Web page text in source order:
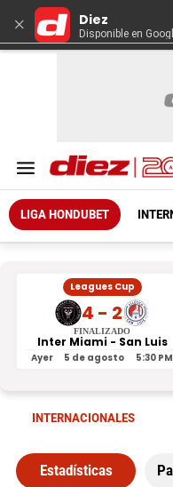
× Diez
Disponible en
LIGA HONDUBET
Leagues Cup
4 - 2
FINALIZADO
Inter Miami - San Luis
Ayer 5 de agosto 5:30 PM
INTERNACIONALES
Estadísticas